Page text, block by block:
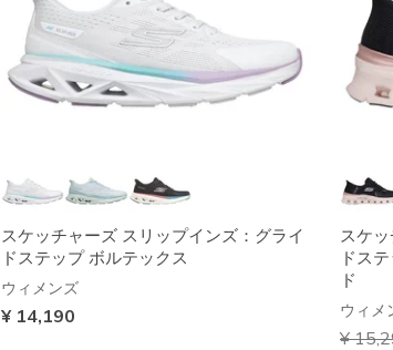
スケッチャーズ スリップインズ：グライ
ドステップ ボルテックス
ウィメンズ
¥ 14,190
スケ
ドス
ド
ウィメ
から
¥